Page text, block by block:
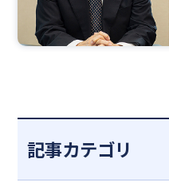
記事カテゴリ